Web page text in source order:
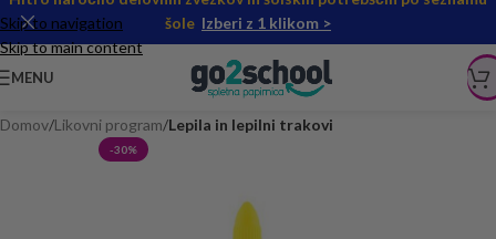
Skip to navigation
Skip to main content
šole Izberi z 1 klikom >
MENU
Domov Likovni program Lepila in lepilni trakovi
-30%